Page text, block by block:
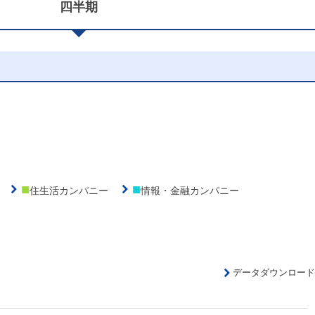
四半期
■住生活カンパニー ■情報・金融カンパニー
データダウンロード